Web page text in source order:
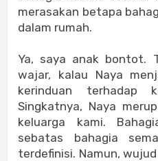
merasakan betapa
dalam rumah.
Ya, saya anak bontot.
wajar, kalau Naya
kerinduan terhadap
Singkatnya, Naya
keluarga kami.
sebatas bahagia
terdefinisi. Namun,